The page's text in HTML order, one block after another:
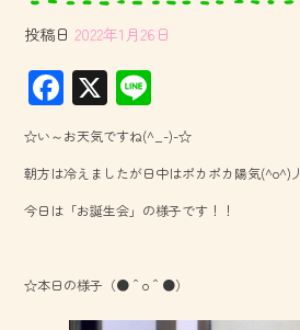
投稿日 2022年1月26日
F
ac
e
b
o
X
ne
☆い～お天気ですね(^_-)-☆
朝方は冷えましたが日中はポカポカ陽気(^o^)丿
今日は「お誕生会」の様子です！！
☆本日の様子（●＾o＾●）